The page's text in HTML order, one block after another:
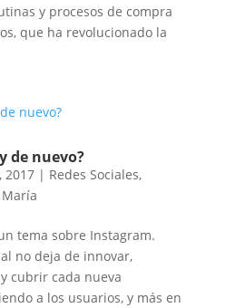
y procesos de compra
que ha revolucionado la
de nuevo?
2017| Redes Sociales,
tema sobre Instagram.
no deja de innovar,
cubrir cada nueva
a los usuarios, y más en